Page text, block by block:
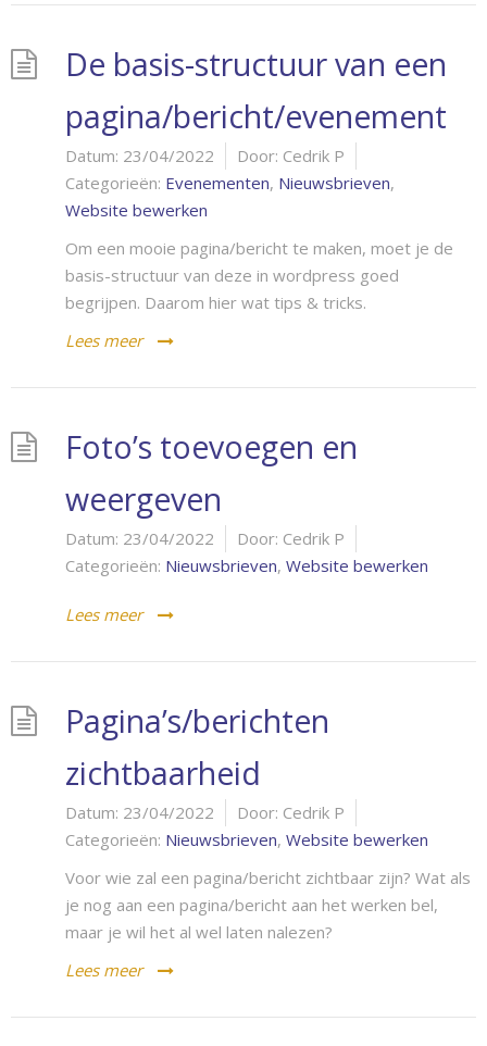
De basis-structuur van een
pagina/bericht/evenement
Datum: 23/04/2022 Door: Cedrik P
Categorieën: Evenementen, Nieuwsbrieven,
Website bewerken
Om een mooie pagina/bericht te maken, moet je de
basis-structuur van deze in wordpress goed
begrijpen. Daarom hier wat tips & tricks.
Lees meer
Foto’s toevoegen en
weergeven
Datum: 23/04/2022 Door: Cedrik P
Categorieën: Nieuwsbrieven, Website bewerken
Lees meer
Pagina’s/berichten
zichtbaarheid
Datum: 23/04/2022 Door: Cedrik P
Categorieën: Nieuwsbrieven, Website bewerken
Voor wie zal een pagina/bericht zichtbaar zijn? Wat als
je nog aan een pagina/bericht aan het werken bel,
maar je wil het al wel laten nalezen?
Lees meer